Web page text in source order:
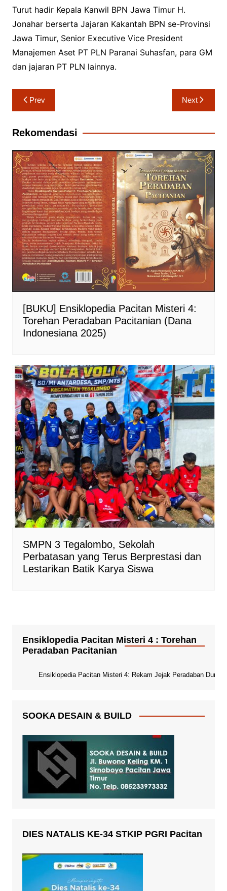
Turut hadir Kepala Kanwil BPN Jawa Timur H.
Jonahar berserta Jajaran Kakantah BPN se-Provinsi
Jawa Timur, Senior Executive Vice President
Manajemen Aset PT PLN Paranai Suhasfan, para GM
dan jajaran PT PLN lainnya.
Navigasi
pos
Prev Next
Rekomendasi
[BUKU] Ensiklopedia Pacitan Misteri 4:
Torehan Peradaban Pacitanian (Dana
Indonesiana 2025)
SMPN 3 Tegalombo, Sekolah
Perbatasan yang Terus Berprestasi dan
Lestarikan Batik Karya Siswa
Ensiklopedia Pacitan Misteri 4 : Torehan
Peradaban Pacitanian
Ensiklopedia Pacitan Misteri 4: Rekam Jejak Peradaban Dunia
SOOKA DESAIN & BUILD
DIES NATALIS KE-34 STKIP PGRI Pacitan